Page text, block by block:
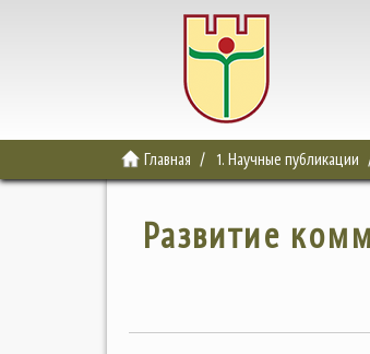
Главная 1. Научные публикации
Развитие